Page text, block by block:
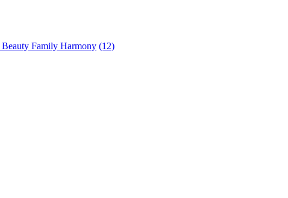
Family Harmony (12)